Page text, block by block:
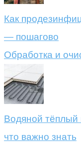
Как
— пошагово
Обработка и
Водяной тёплый
что важно знать